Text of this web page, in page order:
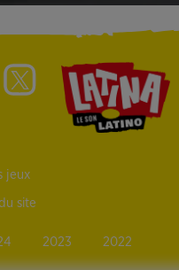
jeux
site
2023 2022